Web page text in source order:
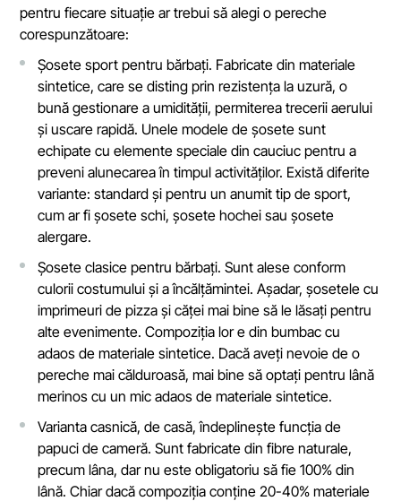
pentru fiecare situație ar trebui să alegi o pereche
corespunzătoare:
Șosete sport pentru bărbați. Fabricate din materiale
sintetice, care se disting prin rezistența la uzură, o
bună gestionare a umidității, permiterea trecerii aerului
și uscare rapidă. Unele modele de șosete sunt
echipate cu elemente speciale din cauciuc pentru a
preveni alunecarea în timpul activităților. Există diferite
variante: standard și pentru un anumit tip de sport,
cum ar fi șosete schi, șosete hochei sau șosete
alergare.
Șosete clasice pentru bărbați. Sunt alese conform
culorii costumului și a încălțămintei. Așadar, șosetele cu
imprimeuri de pizza și căței mai bine să le lăsați pentru
alte evenimente. Compoziția lor e din bumbac cu
adaos de materiale sintetice. Dacă aveți nevoie de o
pereche mai călduroasă, mai bine să optați pentru lână
merinos cu un mic adaos de materiale sintetice.
Varianta casnică, de casă, îndeplinește funcția de
papuci de cameră. Sunt fabricate din fibre naturale,
precum lâna, dar nu este obligatoriu să fie 100% din
lână. Chiar dacă compoziția conține 20-40% materiale